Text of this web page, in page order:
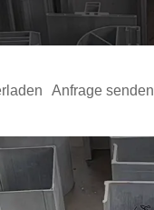
Anfrage senden